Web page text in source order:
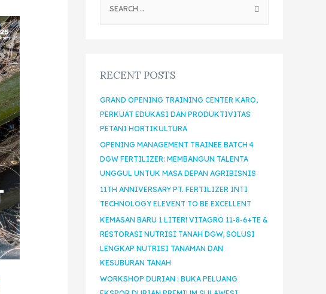
RECENT POSTS
GRAND OPENING TRAINING CENTER KARO,
PERKUAT EDUKASI DAN PRODUKTIVITAS
PETANI HORTIKULTURA
OPENING MANAGEMENT TRAINEE BATCH 4
DGW FERTILIZER: MEMBANGUN TALENTA
UNGGUL UNTUK MASA DEPAN AGRIBISNIS
11TH ANNIVERSARY PT. FERTILIZER INTI
TECHNOLOGY ELEVENT TO BE EXCELLENT
KEMASAN BARU 1 LITER! VITAGRO 11-8-6+TE &
RESTORASI NUTRISI TANAH DGW, SOLUSI
LENGKAP NUTRISI TANAMAN DAN
KESUBURAN TANAH
WORKSHOP DURIAN : BUKA PELUANG